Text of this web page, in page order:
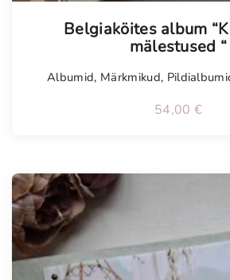
Belgiaköites album
mälestused “
Albumid, Märkmikud,
54,00 €